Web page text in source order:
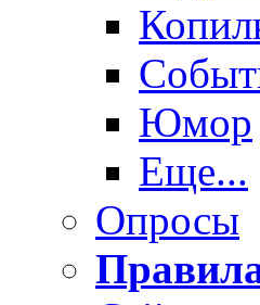
Юмор
Еще...
Опросы